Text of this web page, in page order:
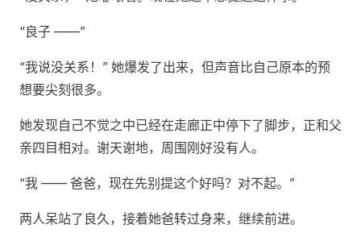
“良子 ——”
“我说没关系！” 她爆发了出来，但声音比自己原本的预
想要尖刻很多。
她发现自己不觉之中已经在走廊正中停下了脚步，正和父
亲四目相对。谢天谢地，周围刚好没有人。
“我 —— 爸爸，现在先别提这个好吗？对不起。”
两人呆站了良久，接着她爸转过身来，继续前进。